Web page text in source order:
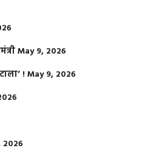
May 9, 2026
!May 9, 2026